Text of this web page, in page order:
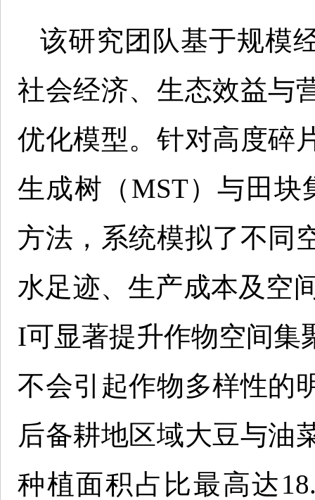
该研究团队基于规模
社会经济、生态效益与
优化模型。针对高度碎
生成树（MST）与田
方法，系统模拟了不同
水足迹、生产成本及空
I可显著提升作物空间集
不会引起作物多样性的
后备耕地区域大豆与油
种植面积占比最高达